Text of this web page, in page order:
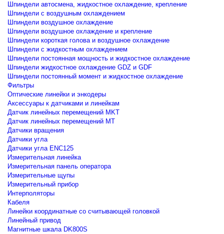
Шпиндели автосмена, жидкостное охлаждение, крепление
Шпиндели с воздушным охлаждением
Шпиндели воздушное охлаждение
Шпиндели воздушное охлаждение и крепление
Шпиндели короткая голова и воздушное охлаждение
Шпиндели с жидкостным охлаждением
Шпиндели постоянная мощность и жидкостное охлаждение
Шпиндели жидкостное охлаждение GDZ и GDF
Шпиндели постоянный момент и жидкостное охлаждение
Фильтры
Оптические линейки и энкодеры
Аксессуары к датчиками и линейкам
Датчик линейных перемещений MKT
Датчик линейных перемещений MT
Датчики вращения
Датчики угла
Датчики угла ENC125
Измерительная линейка
Измерительная панель оператора
Измерительные щупы
Измерительный прибор
Интерполяторы
Кабеля
Линейки координатные со считывающей головкой
Линейный привод
Магнитные шкала DK800S